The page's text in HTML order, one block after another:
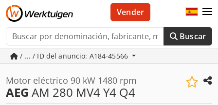
Buscar
Vender
/ ... / ID del anuncio: A184-45566
Motor eléctrico 90 kW 1480 rpm
AEG AM 280 MV4 Y4 Q4